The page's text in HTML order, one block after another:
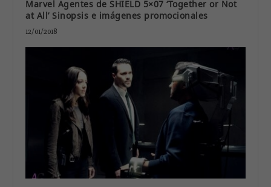
Marvel Agentes de SHIELD 5×07 ‘Together or Not
at All’ Sinopsis e imágenes promocionales
12/01/2018